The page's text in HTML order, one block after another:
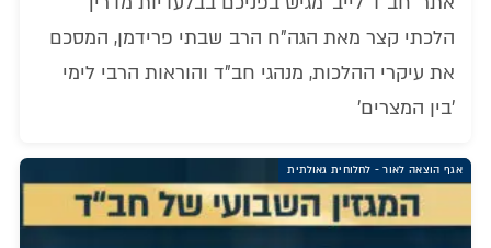
הלכתי קצר מאת הגה"ח הרב שבתי פרידמן, המסכם
את עיקרי ההלכות, מנהגי חב"ד והוראות הרבי לימי
'בין המצרים'
אגף הוצאה לאור - לחלוחית גאולתית